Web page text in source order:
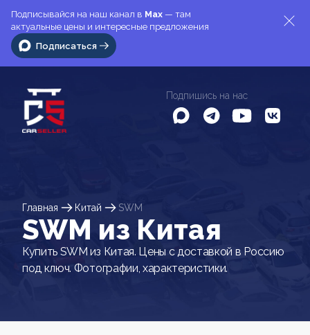
Подписывайся на наш канал в Max — там
актуальные цены и интересные предложения
Подписаться
Подпишись на нас
Главная Китай SWM
SWM из Китая
Купить SWM из Китая. Цены с доставкой в Россию
под ключ. Фотографии, характеристики.